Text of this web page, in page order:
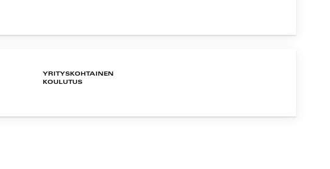
YRITYSKOHTAINEN
KOULUTUS